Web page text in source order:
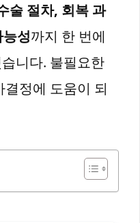
술 절차, 회복 과
성까지 한 번에
니다. 불필요한
정에 도움이 되